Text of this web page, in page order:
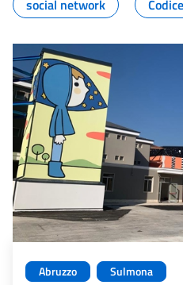
social network
Abruzzo Sulmona